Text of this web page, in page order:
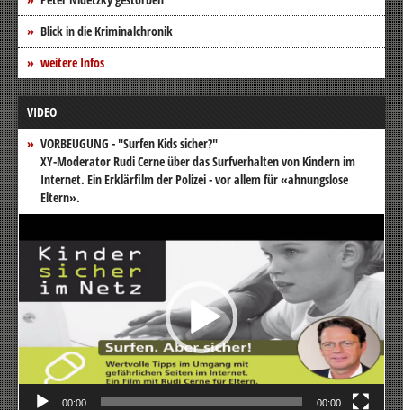
Blick in die Kriminalchronik
weitere Infos
VIDEO
VORBEUGUNG - "Surfen Kids sicher?"
XY-Moderator Rudi Cerne über das Surfverhalten von Kindern im
Internet. Ein Erklärfilm der Polizei - vor allem für «ahnungslose
Eltern».
Video-
00:00 00:00